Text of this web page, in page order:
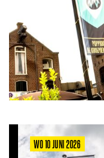
WO 10 JUNI 2026